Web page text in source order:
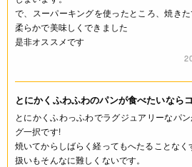
2017.09.04 規格（3kg→2.5kg）、
JANコード
で、スーパーキングを使ったところ、焼きた
柔らかで美味しくできました
是非オススメです
とにかくふわふわのパンが食べたいなら
とにかくふわっふわでラグジュアリーなパ
グ一択です!
焼いてからしばらく経ってもへたることなく
扱いもそんなに難しくないです。